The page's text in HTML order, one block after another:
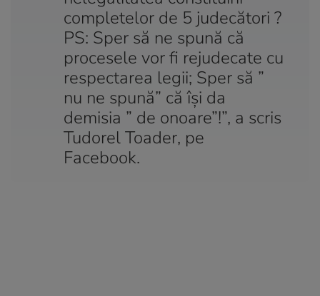
completelor de 5 judecători ?
PS: Sper să ne spună că
procesele vor fi rejudecate cu
respectarea legii; Sper să ”
nu ne spună” că își da
demisia ” de onoare”!”, a scris
Tudorel Toader, pe
Facebook.